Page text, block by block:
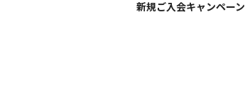
新規ご入会キャンペーン